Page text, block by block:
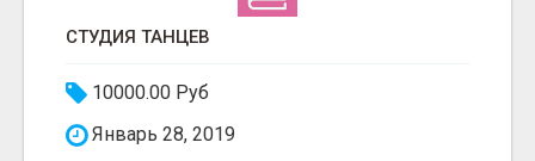
СТУДИЯ ТАНЦЕВ
10000.00 Руб
Январь 28, 2019